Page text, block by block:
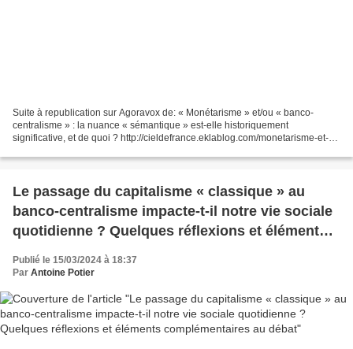
Suite à republication sur Agoravox de: « Monétarisme » et/ou « banco-
centralisme » : la nuance « sémantique » est-elle historiquement
significative, et de quoi ? http://cieldefrance.eklablog.com/monetarisme-et-
Le passage du capitalisme « classique » au
banco-centralisme impacte-t-il notre vie sociale
quotidienne ? Quelques réflexions et éléments
complémentaires au débat
Publié le 15/03/2024 à 18:37
Par Antoine Potier